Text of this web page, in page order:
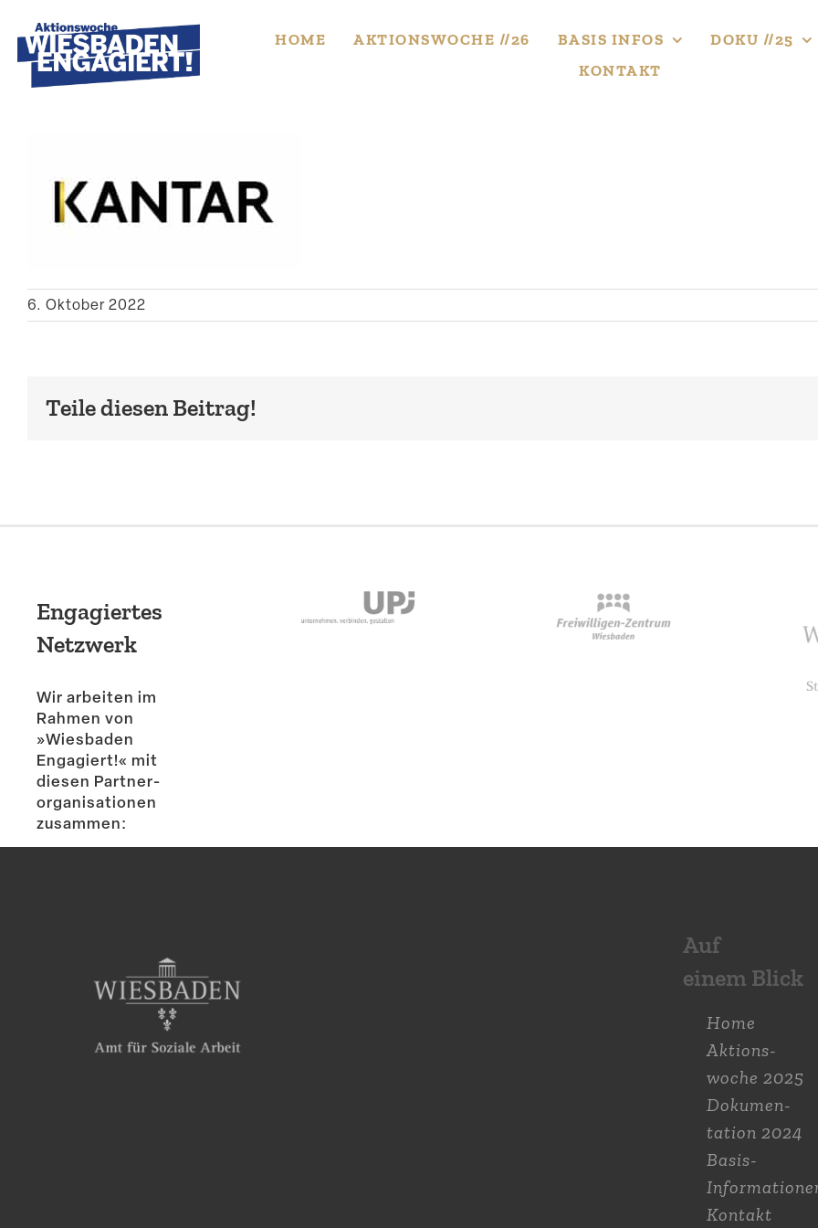
to
content
HOME AKTIONS­WOCHE //26 BASIS INFOS
DOKU //25
KONTAKT
6. Oktober 2022
Teile diesen Beitrag!
Engagiertes
Netzwerk
Wir arbeiten im
Rahmen von
»Wiesbaden
Engagiert!« mit
diesen Partner­
or­ga­ni­sa­tionen
zusammen:
Auf
einem Blick
Home
Aktions­
woche 2025
Dokumen­
tation 2024
Basis-
Kontakt